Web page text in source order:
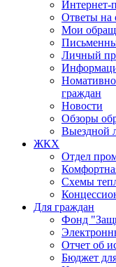
Интернет-
Ответы на
Мои
Личный
граждан
Новости
Обзоры
Выездной
ЖКХ
Отдел
Схемы
Для граждан
Фонд
Отчет об
Бюджет